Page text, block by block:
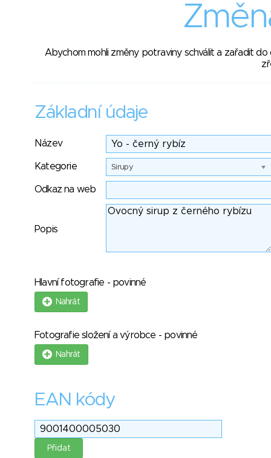
Abychom mohli změny potraviny schválit a zařadit
Základní údaje
Název
Kategorie Sirupy
Odkaz na web
Popis
Hlavní fotografie - povinné
Nahrát
Fotografie složení a výrobce - povinné
Nahrát
EAN kódy